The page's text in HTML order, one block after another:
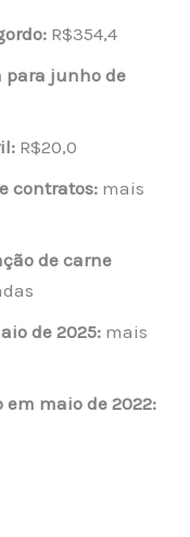
R$354,4
para junho de
R$20,0
contratos: mais
de carne
de 2025: mais
em maio de 2022: